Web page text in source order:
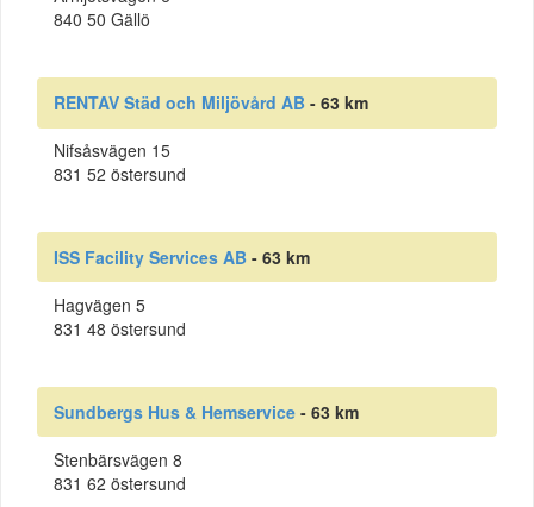
840 50 Gällö
RENTAV Städ och Miljövård AB - 63 km
Nifsåsvägen 15
831 52 östersund
ISS Facility Services AB - 63 km
Hagvägen 5
831 48 östersund
Sundbergs Hus & Hemservice - 63 km
Stenbärsvägen 8
831 62 östersund